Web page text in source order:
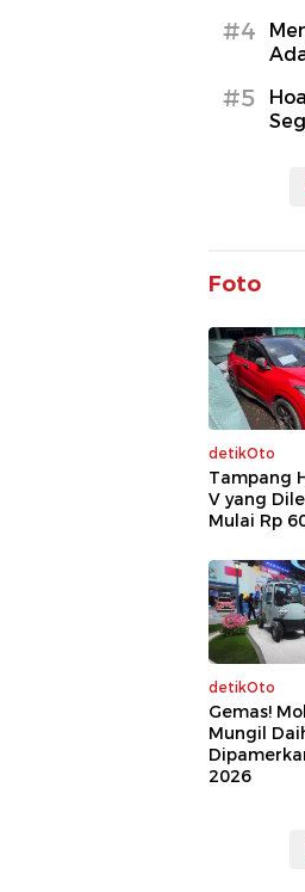
#4
#5
Foto
detikOto
Tampang
V yang
Mulai Rp
detikOto
Gemas!
Mungil
2026